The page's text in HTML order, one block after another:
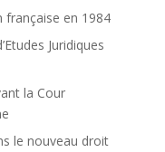
française en 1984
Juridiques
la Cour
le nouveau droit